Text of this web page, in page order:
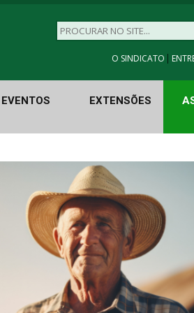
O SINDICATO |
EVENTOS EXTENSÕES